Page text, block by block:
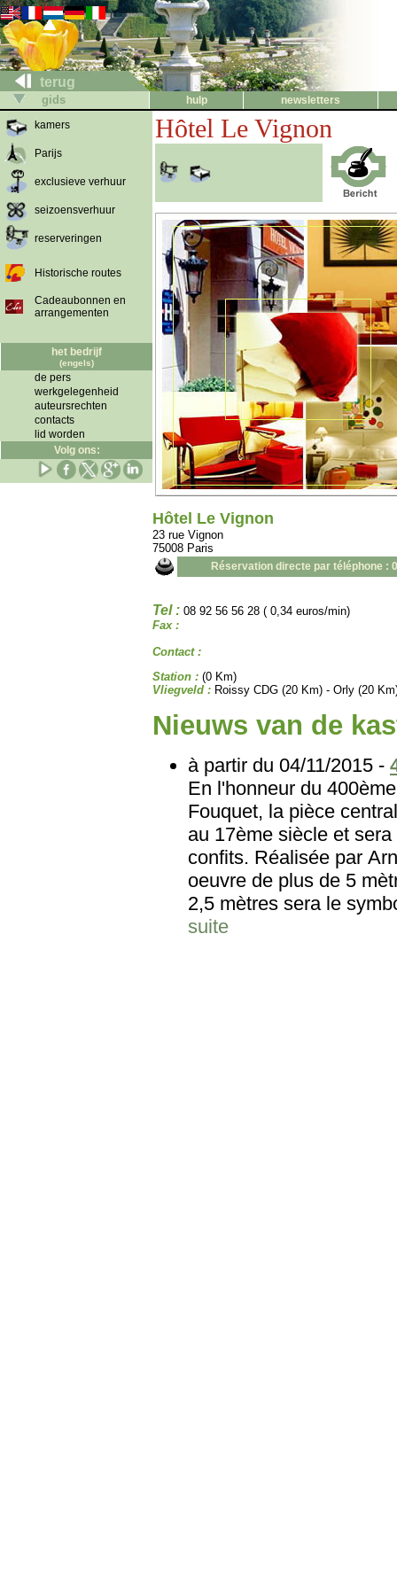
terug
gids hulp
newsletters
kamers
Parijs
exclusieve verhuur
seizoensverhuur
reserveringen
Historische routes
Cadeaubonnen en
arrangementen
het bedrijf
(engels)
de pers
werkgelegenheid
auteursrechten
contacts
lid worden
Volg ons:
Hôtel Le Vignon
Hôtel Le Vignon
23 rue Vignon
75008 Paris
Réservation directe par téléphone :
Tel : 08 92 56 56 28 ( 0,34 euros/min)
Fax :
Contact :
Station : (0 Km)
Vliegveld : Roissy CDG (20 Km) - Orly (20
Nieuws van de
à partir du 04/11/2015 -
En l'honneur du
Fouquet, la pièce
au 17ème siècle et
confits. Réalisée par
oeuvre de plus de 5
2,5 mètres sera le
suite